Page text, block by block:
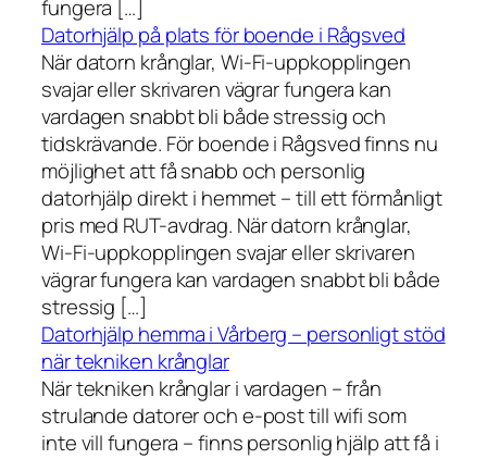
fungera […]
Datorhjälp på plats för boende i Rågsved
När datorn krånglar, Wi-Fi-uppkopplingen
svajar eller skrivaren vägrar fungera kan
vardagen snabbt bli både stressig och
tidskrävande. För boende i Rågsved finns nu
möjlighet att få snabb och personlig
datorhjälp direkt i hemmet – till ett förmånligt
pris med RUT-avdrag. När datorn krånglar,
Wi-Fi-uppkopplingen svajar eller skrivaren
vägrar fungera kan vardagen snabbt bli både
stressig […]
Datorhjälp hemma i Vårberg – personligt stöd
när tekniken krånglar
När tekniken krånglar i vardagen – från
strulande datorer och e-post till wifi som
inte vill fungera – finns personlig hjälp att få i